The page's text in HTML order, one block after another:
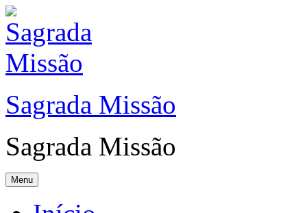
Sagrada Missão
Sagrada Missão
Menu